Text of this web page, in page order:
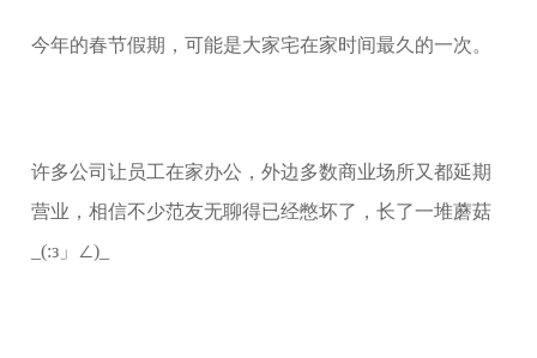
今年的春节假期，可能是大家宅在家时间最久的一次。
许多公司让员工在家办公，外边多数商业场所又都延期
营业，相信不少范友无聊得已经憋坏了，长了一堆蘑菇
_(:з」∠)_